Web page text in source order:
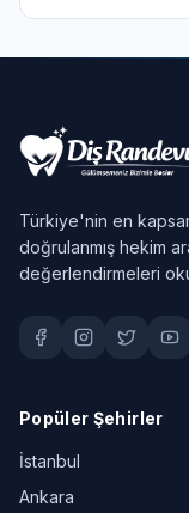
Türkiye'nin en
doğrulanmış hekim
değerlendirmeleri
Popüler Şehirler
İstanbul
Ankara